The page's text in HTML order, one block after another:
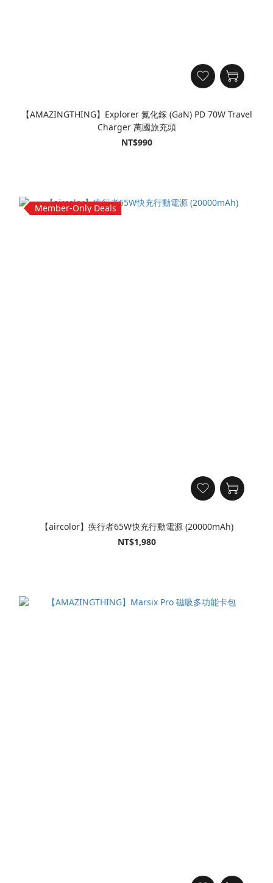
【AMAZINGTHING】Explorer 氮化鎵 (GaN) PD 70W Travel
Charger 萬國旅充頭
NT$990
Member-Only Deals
【aircolor】疾行者65W快充行動電源 (20000mAh)
NT$1,980